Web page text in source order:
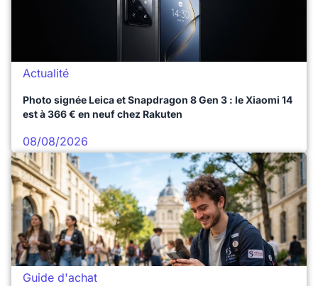
Actualité
Photo signée Leica et Snapdragon 8 Gen 3 : le Xiaomi 14
est à 366 € en neuf chez Rakuten
08/08/2026
Guide d'achat